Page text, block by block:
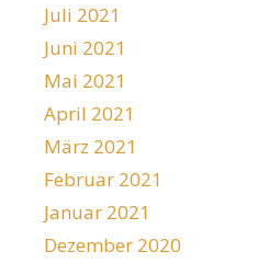
Juli 2021
Juni 2021
Mai 2021
April 2021
März 2021
Februar 2021
Januar 2021
Dezember 2020